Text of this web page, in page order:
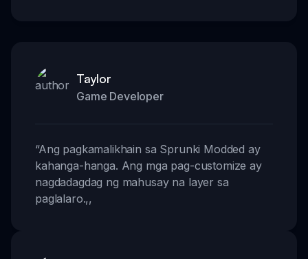
Taylor
Game Developer
“Ang pagkamalikhain sa Sprunki Modded ay
kahanga-hanga. Ang mga pag-customize ay
nagdadagdag ng mahusay na layer sa
paglalaro.,,